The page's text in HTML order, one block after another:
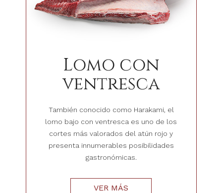
Lomo con
ventresca
También conocido como Harakami, el
lomo bajo con ventresca es uno de los
cortes más valorados del atún rojo y
presenta innumerables posibilidades
gastronómicas.
VER MÁS